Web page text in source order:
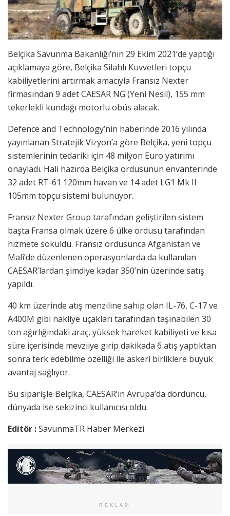
Belçika Savunma Bakanlığı’nın 29 Ekim 2021’de yaptığı
açıklamaya göre, Belçika Silahlı Kuvvetleri topçu
kabiliyetlerini artırmak amacıyla Fransız Nexter
firmasından 9 adet CAESAR NG (Yeni Nesil), 155 mm
tekerlekli kundağı motorlu obüs alacak.
Defence and Technology’nin haberinde 2016 yılında
yayınlanan Stratejik Vizyon’a göre Belçika, yeni topçu
sistemlerinin tedariki için 48 milyon Euro yatırımı
onayladı. Hali hazırda Belçika ordusunun envanterinde
32 adet RT-61 120mm havan ve 14 adet LG1 Mk II
105mm topçu sistemi bulunuyor.
Fransız Nexter Group tarafından geliştirilen sistem
başta Fransa olmak üzere 6 ülke ordusu tarafından
hizmete sokuldu. Fransız ordusunca Afganistan ve
Mali’de düzenlenen operasyonlarda da kullanılan
CAESAR’lardan şimdiye kadar 350’nin üzerinde satış
yapıldı.
40 km üzerinde atış menziline sahip olan IL-76, C-17 ve
A400M gibi nakliye uçakları tarafından taşınabilen 30
ton ağırlığındaki araç, yüksek hareket kabiliyeti ve kısa
süre içerisinde mevziiye girip dakikada 6 atış yaptıktan
sonra terk edebilme özelliği ile askeri birliklere büyük
avantaj sağlıyor.
Bu siparişle Belçika, CAESAR’ın Avrupa’da dördüncü,
dünyada ise sekizinci kullanıcısı oldu.
Editör :SavunmaTR Haber Merkezi
REKLAM